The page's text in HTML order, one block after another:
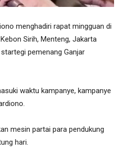
menghadiri rapat mingguan di
Sirih, Menteng, Jakarta
pemenang Ganjar
waktu kampanye, kampanye
mesin partai para pendukung
hari.